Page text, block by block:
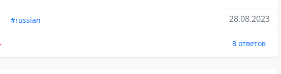
#russian 28.08.2023
8 ответов